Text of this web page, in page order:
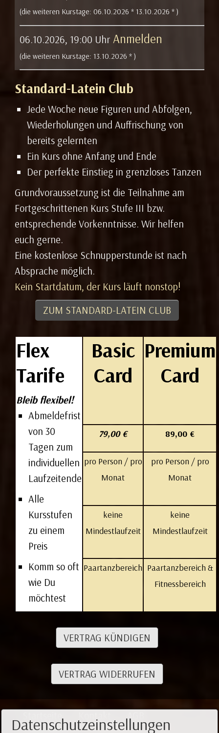
(die weiteren Kurstage: 06.10.2026 * 13.10.2026 * )
06.10.2026, 19:00 Uhr Anmelden
(die weiteren Kurstage: 13.10.2026 * )
Standard-Latein Club
Jede Woche neue Figuren und Abfolgen,
Wiederholungen und Auffrischung von
bereits gelernten
Ein Kurs ohne Anfang und Ende
Der perfekte Einstieg in grenzloses Tanzen
Grundvoraussetzung ist die Teilnahme am
Fortgeschrittenen Kurs Stufe III bzw.
entsprechende Vorkenntnisse. Wir helfen
euch gerne.
Eine kostenlose Schnupperstunde ist nach
Absprache möglich.
Kein Startdatum, der Kurs läuft nonstop!
ZUM STANDARD-LATEIN CLUB
Flex
Tarife
Bleib flexibel!
Abmeldefrist
von 30
Tagen zum
individuellen
Laufzeitende
Alle
Kursstufen
zu einem
Preis
Komm so oft
wie Du
möchtest
Basic
Card
Premium
Card
79,00 € 89,00 €
​pro Person / pro
Monat
pro Person / pro
Monat
keine
Mindestlaufzeit
keine
Mindestlaufzeit
Paartanzbereich Paartanzbereich &
Fitnessbereich
VERTRAG KÜNDIGEN
VERTRAG WIDERRUFEN
AGB
Datenschutz
Impressum
Datenschutzeinstellungen